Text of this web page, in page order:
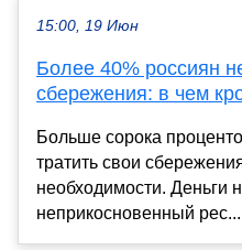
15:00, 19 Июн
Более 40% россиян
сбережения: в чем
Больше сорока
тратить свои
необходимости. Деньги
неприкосновенный рес...